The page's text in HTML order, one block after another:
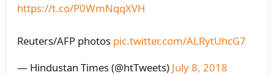
https://t.co/P0WmNqqXVH
Reuters/AFP photos pic.twitter.com/ALRytUhcG7
— Hindustan Times (@htTweets) July 8, 2018